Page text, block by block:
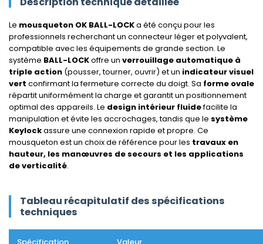
Le mousqueton OK BALL-LOCKa été conçu pour les
professionnels recherchant un connecteur léger et polyvalent,
compatible avec les équipements de grande section. Le
système BALL-LOCKoffre un verrouillage automatique à
triple action (pousser, tourner, ouvrir) et un indicateur visuel
vert confirmant la fermeture correcte du doigt. Sa forme ovale
répartit uniformément la charge et garantit un positionnement
optimal des appareils. Le design intérieur fluidefacilite la
manipulation et évite les accrochages, tandis que le système
Keylockassure une connexion rapide et propre. Ce
mousqueton est un choix de référence pour les travaux en
hauteur, les manœuvres de secours et les applications
de verticalité.
Tableau récapitulatif des spécifications
techniques